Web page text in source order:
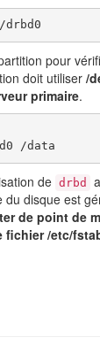
pour
doit utiliser /
primaire.
/data
de drbd
du disque est
de point de
fichier /etc/